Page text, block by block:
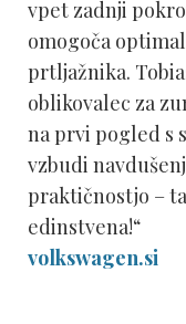
vpet zadnji
omogoča
prtljažnika.
oblikovalec za
na prvi pogled s
vzbudi
praktičnostjo –
edinstvena!“
volkswagen.si